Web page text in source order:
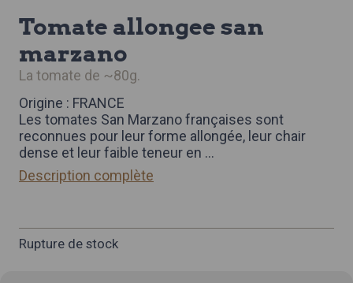
tomate allongee san
marzano
la tomate de ~80g.
Origine : FRANCE
Les tomates San Marzano françaises sont
reconnues pour leur forme allongée, leur chair
dense et leur faible teneur en ...
Description complète
Rupture de stock